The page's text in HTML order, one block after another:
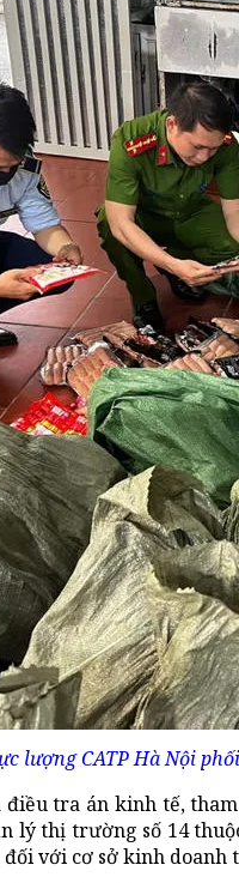
lượng CATP Hà Nội
điều tra án kinh tế,
lý thị trường số 14
với cơ sở kinh doanh